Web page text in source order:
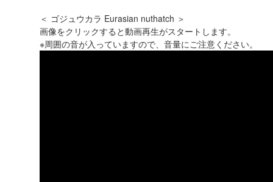
＜ ゴジュウカラ Eurasian nuthatch ＞
画像をクリックすると動画再生がスタートします。
※周囲の音が入っていますので、音量にご注意ください。